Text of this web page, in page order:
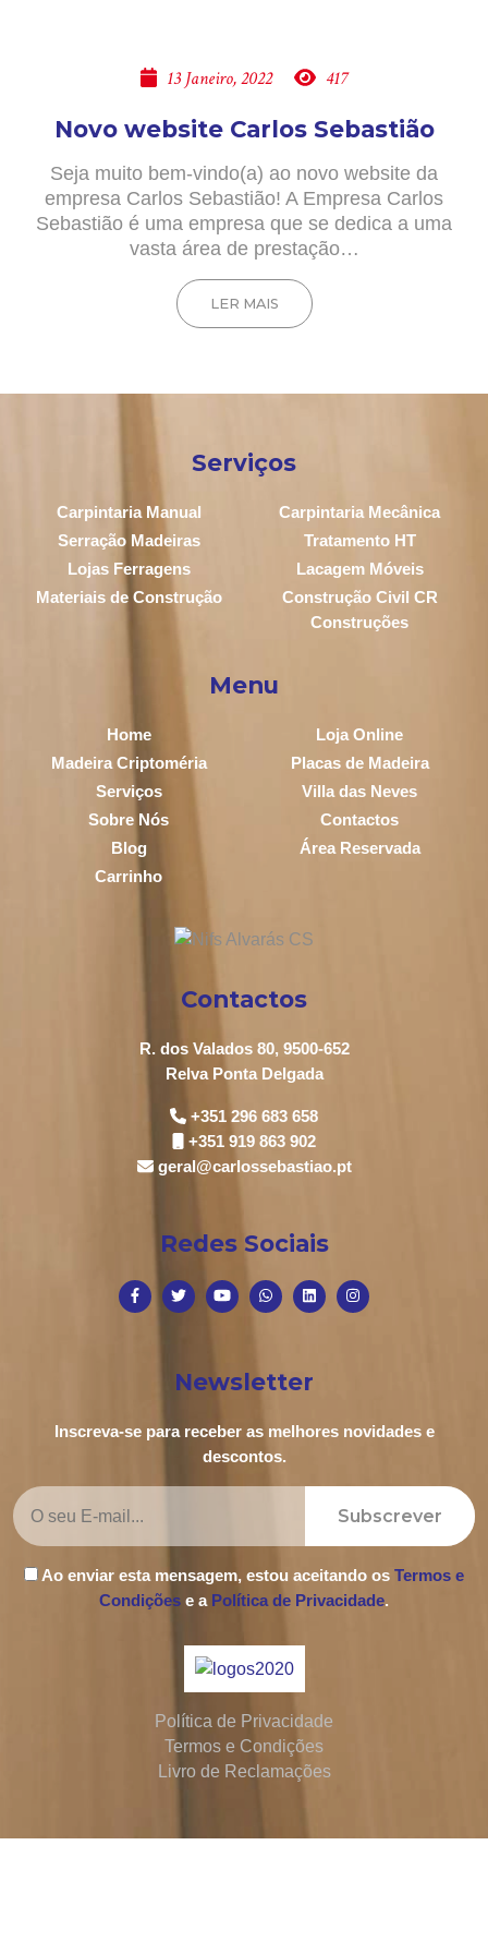
13 Janeiro, 2022 417
Novo website Carlos Sebastião
Seja muito bem-vindo(a) ao novo website da
empresa Carlos Sebastião! A Empresa Carlos
Sebastião é uma empresa que se dedica a uma
vasta área de prestação…
LER MAIS
Serviços
Carpintaria Manual
Carpintaria Mecânica
Serração Madeiras
Tratamento HT
Lojas Ferragens
Lacagem Móveis
Materiais de Construção
Construção Civil CR
Construções
Menu
Home
Loja Online
Madeira Criptoméria
Placas de Madeira
Serviços
Villa das Neves
Sobre Nós
Contactos
Blog
Área Reservada
Carrinho
Contactos
R. dos Valados 80, 9500-652
Relva Ponta Delgada
+351 296 683 658
+351 919 863 902
geral@carlossebastiao.pt
Redes Sociais
Newsletter
Inscreva-se para receber as melhores novidades e
descontos.
Subscrever
Ao enviar esta mensagem, estou aceitando os Termos e
Condições e a Política de Privacidade.
Política de Privacidade
Termos e Condições
Livro de Reclamações